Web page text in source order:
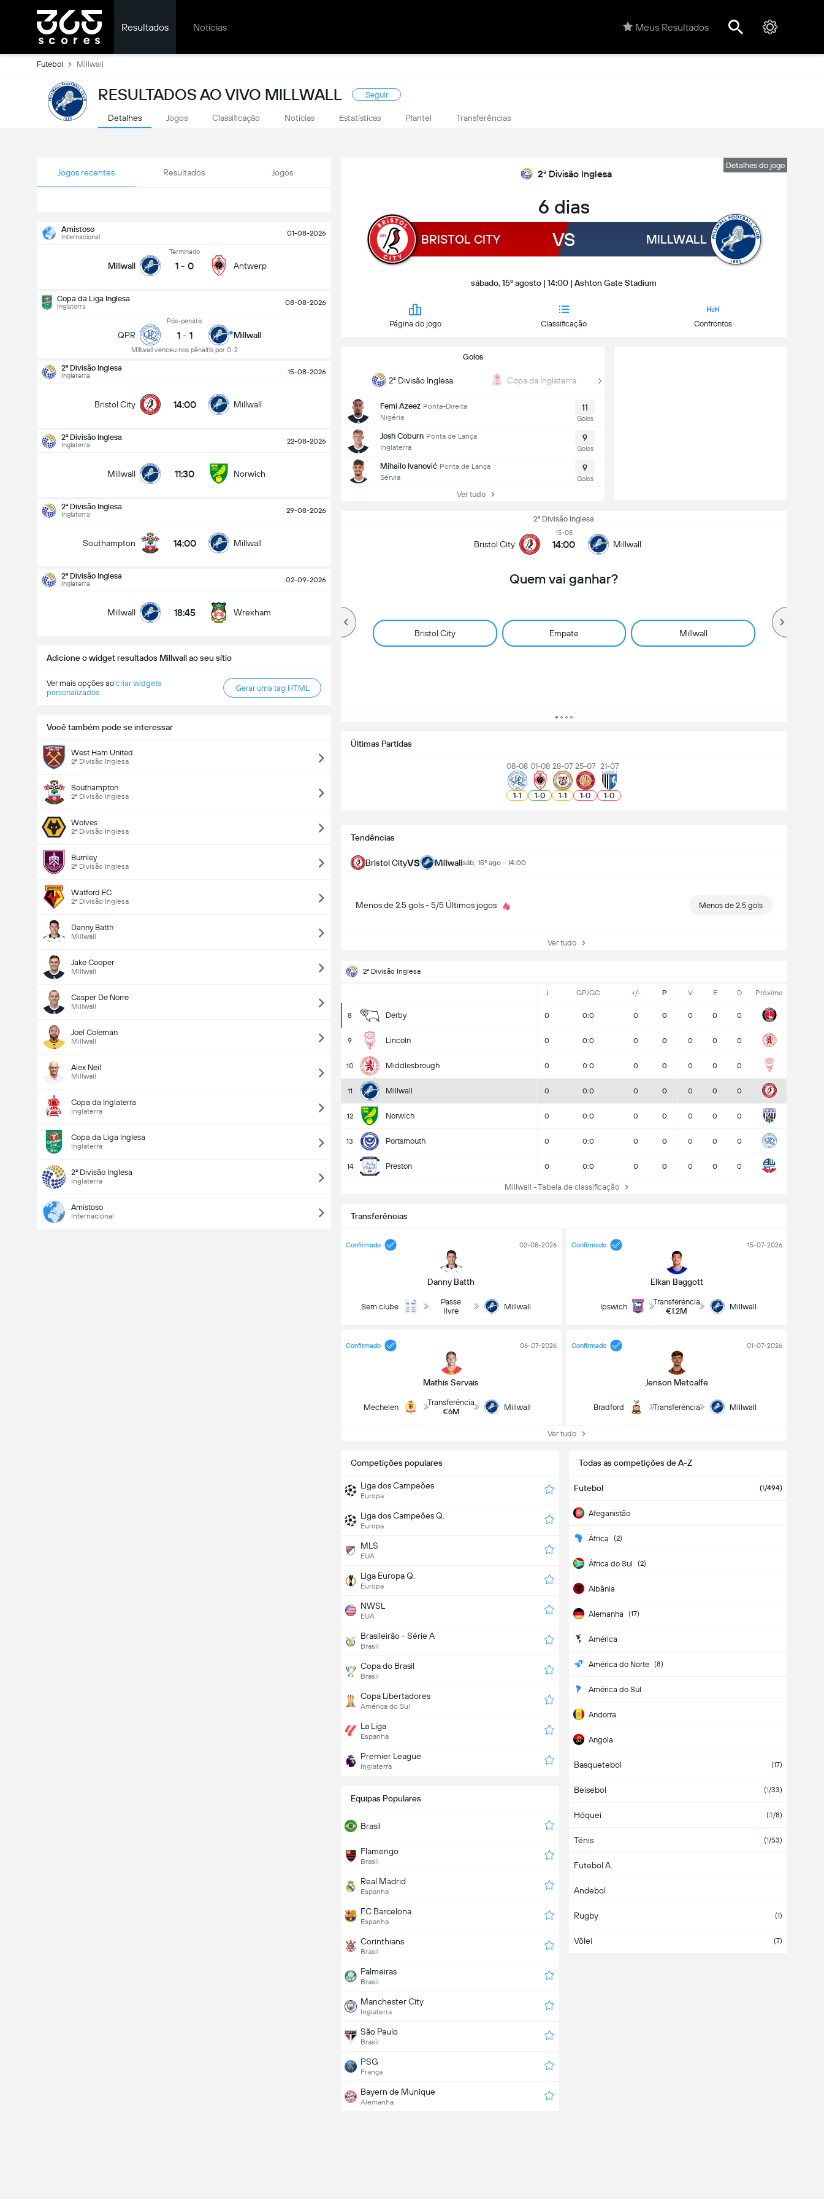
Resultados Notícias Meus Resultados
Futebol Millwall
RESULTADOS AO VIVO MILLWALL Seguir
Detalhes Jogos Classificação Notícias Estatísticas Plantel Transferências
Jogos recentes Resultados Jogos
Amistoso
Internacional 01-08-2026
Millwall
Terminado
1 - 0 Antwerp
Copa da Liga Inglesa
Inglaterra 08-08-2026
QPR
Pós-penátís
1 - 1
Millwall venceu nos pênaltis por 0-2
Millwall
2ª Divisão Inglesa
Inglaterra 15-08-2026
Bristol City 14:00 Millwall
2ª Divisão Inglesa
Inglaterra 22-08-2026
Millwall 11:30 Norwich
2ª Divisão Inglesa
Inglaterra 29-08-2026
Southampton 14:00 Millwall
2ª Divisão Inglesa
Inglaterra 02-09-2026
Millwall 18:45 Wrexham
Adicione o widget resultados Millwall ao seu sítio
Ver mais opções ao criar widgets
personalizados
Gerar uma tag HTML
Você também pode se interessar
West Ham United
2ª Divisão Inglesa
Southampton
2ª Divisão Inglesa
Wolves
2ª Divisão Inglesa
Burnley
2ª Divisão Inglesa
Watford FC
2ª Divisão Inglesa
Danny Batth
Millwall
Jake Cooper
Millwall
Casper De Norre
Millwall
Joel Coleman
Millwall
Alex Neil
Millwall
Copa da Inglaterra
Inglaterra
Copa da Liga Inglesa
Inglaterra
2ª Divisão Inglesa
Inglaterra
Amistoso
Internacional
Detalhes do jogo
2ª Divisão Inglesa
6 dias
BRISTOL CITY VS MILLWALL
sábado, 15º agosto | 14:00 | Ashton Gate Stadium
Página do jogo Classificação Confrontos
Golos
2ª Divisão Inglesa Copa da Inglaterra
Femi Azeez Ponta-Direita
Nigéria
11
Golos
Josh Coburn Ponta de Lança
Inglaterra
9
Golos
Mihailo Ivanović Ponta de Lança
Sérvia
9
Golos
Ver tudo
2ª Divisão Inglesa
Bristol City
15-08
14:00 Millwall
Quem vai ganhar?
Bristol City Empate Millwall
2ª Divisão Inglesa
11:30 Norwich
Encontro - Golos (2.5)
Últimas Partidas
08-08
1-1
01-08
1-0
28-07
1-1
25-07
1-0
21-07
1-0
2ª Divisão Inglesa
J GP/GC +/- P V E D Próximo
8 Derby 0 0:0 0 0 0 0 0
9 Lincoln 0 0:0 0 0 0 0 0
10 Middlesbrough 0 0:0 0 0 0 0 0
11 Millwall 0 0:0 0 0 0 0 0
12 Norwich 0 0:0 0 0 0 0 0
13 Portsmouth 0 0:0 0 0 0 0 0
14 Preston 0 0:0 0 0 0 0 0
Millwall - Tabela de classificação
Tendências
Bristol CityVS Millwallsáb, 15º ago - 14:00
Menos de 2.5 gols - 5/5 Últimos jogos Menos de 2.5 gols
Ver tudo
Transferências
Confirmado
Danny Batth
02-08-2026
Sem clube
Passe
livre
Millwall
Confirmado
Elkan Baggott
15-07-2026
Ipswich
Transferéncia
€1.2M
Millwall
Confirmado
Mathis Servais
06-07-2026
Mechelen
Transferéncia
€6M
Millwall
Confirmado
Jenson Metcalfe
01-07-2026
Bradford Transferéncia Millwall
Ver tudo
Competições populares
Liga dos Campeões
Europa
Liga dos Campeões Q.
Europa
MLS
EUA
Liga Europa Q.
Europa
NWSL
EUA
Brasileirão - Série A
Brasil
Copa do Brasil
Brasil
Copa Libertadores
América do Sul
La Liga
Espanha
Premier League
Inglaterra
Todas as competições de A-Z
Futebol (1/494)
Afeganistão
África (2)
África do Sul (2)
Albânia
Alemanha (17)
América
América do Norte (8)
América do Sul
Andorra
Angola
Antígua e Barbuda
Arábia Saudita
Argélia
Argentina
Armênia
Aruba
Ásia
Austrália
Basquetebol (17)
Beisebol (1/33)
Hóquei (3/8)
Ténis (1/53)
Futebol A.
Andebol
Rugby (1)
Vôlei (7)
Equipas Populares
Brasil
Flamengo
Brasil
Real Madrid
Espanha
FC Barcelona
Espanha
Corinthians
Brasil
Palmeiras
Brasil
Manchester City
Inglaterra
São Paulo
Brasil
PSG
França
Bayern de Munique
Alemanha